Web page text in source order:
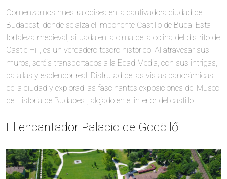
Comenzamos nuestra odisea en la cautivadora ciudad de
Budapest, donde se alza el imponente Castillo de Buda. Esta
fortaleza medieval, situada en la cima de la colina del distrito de
Castle Hill, es un verdadero tesoro histórico. Al atravesar sus
muros, seréis transportados a la Edad Media, con sus intrigas,
batallas y esplendor real. Disfrutad de las vistas panorámicas
de la ciudad y explorad las fascinantes exposiciones del Museo
de Historia de Budapest, alojado en el interior del castillo.
El encantador Palacio de Gödöllő